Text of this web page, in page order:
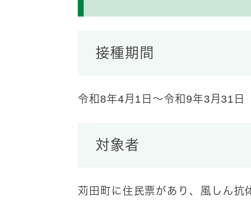
接種期間
令和8年4月1日～令和9年3月31日
対象者
苅田町に住民票があり、風しん抗